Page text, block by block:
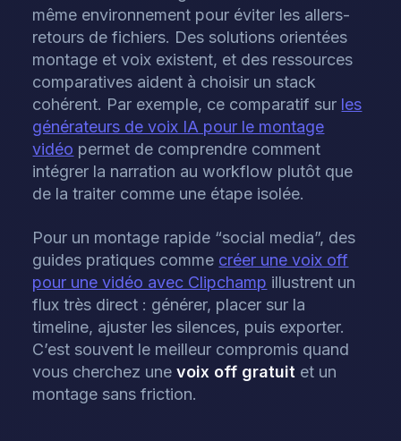
même environnement pour éviter les allers-
retours de fichiers. Des solutions orientées
montage et voix existent, et des ressources
comparatives aident à choisir un stack
cohérent. Par exemple, ce comparatif sur les
générateurs de voix IA pour le montage
vidéo permet de comprendre comment
intégrer la narration au workflow plutôt que
de la traiter comme une étape isolée.
Pour un montage rapide “social media”, des
guides pratiques comme créer une voix off
pour une vidéo avec Clipchamp illustrent un
flux très direct : générer, placer sur la
timeline, ajuster les silences, puis exporter.
C’est souvent le meilleur compromis quand
vous cherchez unevoix off gratuit et un
montage sans friction.